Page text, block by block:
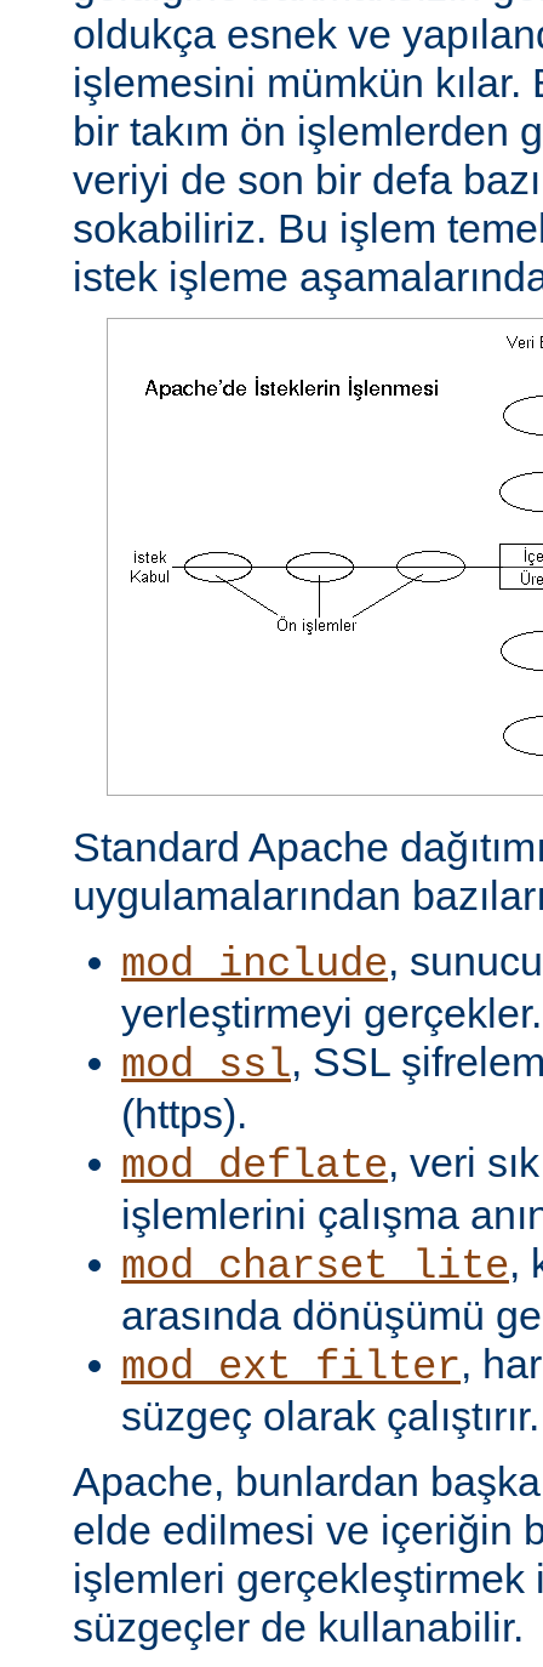
oldukça esnek ve
işlemesini mümkün
bir takım ön işlemlerden
veriyi de son bir defa
sokabiliriz. Bu işlem
istek işleme
Standard Apache
uygulamalarından
mod_include,
yerleştirmeyi gerçekler.
mod_ssl, SSL
(https).
mod_deflate, veri
işlemlerini çalışma
mod_charset_lite,
arasında dönüşümü
mod_ext_filter,
süzgeç olarak çalıştırır.
Apache, bunlardan
elde edilmesi ve içeriğin
işlemleri gerçekleştirmek
süzgeçler de kullanabilir.